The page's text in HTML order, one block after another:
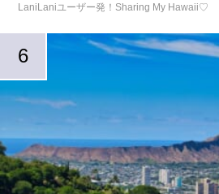
LaniLaniユーザー発！Sharing My Hawaii♡